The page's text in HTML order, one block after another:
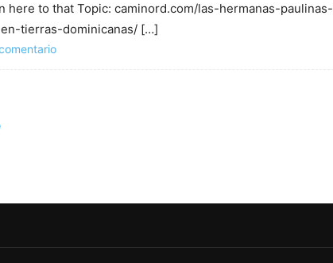
here to that Topic: caminord.com/las-hermanas-paulinas-
tierras-dominicanas/ […]